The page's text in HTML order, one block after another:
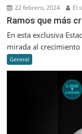
22 febrero, 2024 El
Ramos que más
En esta exclusiva
mirada al
General